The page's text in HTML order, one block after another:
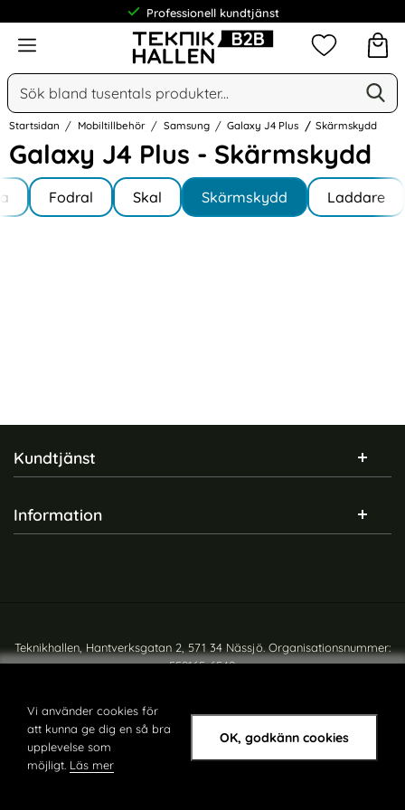
Vi använder cookies för
att kunna ge dig en så bra
upplevelse som
möjligt. Läs mer
OK, godkänn cookies
Professionell kundtjänst
Meny
Sök
Sök på Narse Group AB
Mina
Startsidan Mobiltillbehör Samsung Galaxy J4 Plus Skärmskydd
Galaxy J4 Plus - Skärmskydd
Hoppa
till
produkter
Underkategorier
J4 PlusFodral Skal Skärmskydd Laddare
Sidfot Blandad info och länkar
Kundtjänst
Information
Teknikhallen, Hantverksgatan 2, 571 34 Nässjö. Organisationsnummer:
559165-6540